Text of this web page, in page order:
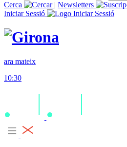
Cerca
| Newsletters
Iniciar Sessió
ara mateix
10:30